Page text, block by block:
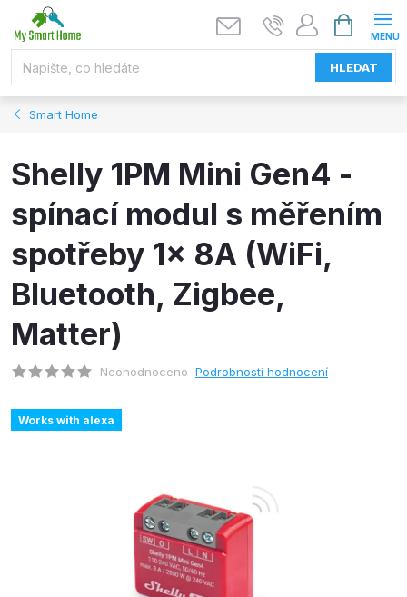
HLEDAT
NÁKUPNÍ
KOŠÍK
Smart Home
Shelly 1PM Mini Gen4 -
spínací modul s měřením
spotřeby 1x 8A (WiFi,
Bluetooth, Zigbee,
Matter)
Neohodnoceno Podrobnosti hodnocení
Works with alexa